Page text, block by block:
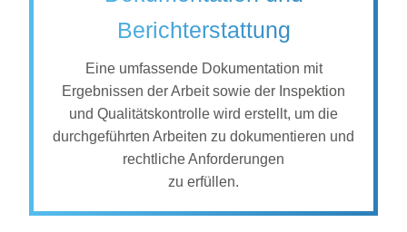
Berichterstattung
Eine umfassende Dokumentation mit
Ergebnissen der Arbeit sowie der Inspektion
und Qualitätskontrolle wird erstellt, um die
durchgeführten Arbeiten zu dokumentieren und
rechtliche Anforderungen
zu erfüllen.